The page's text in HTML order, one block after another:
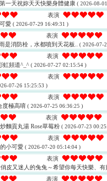
一天祝妳天天快樂身體健康 ( 2026-08-
表演
愛 ( 2026-07-29 16:49:31 )
表演
是消防栓，水都噴到天花板.. ( 2026-07-
表演
虹頻道^_^ ( 2026-07-27 02:15:54 )
表演
07-26 15:25:53 )
表演
度極高唷 ( 2026-07-25 06:36:25 )
表演
麵貢丸湯 Rose草莓粉 ( 2026-07-23
表演
小可愛 ( 2026-07-20 05:14:04 )
表演
皮又迷人的兔兔～希望你每天快樂、有
表演